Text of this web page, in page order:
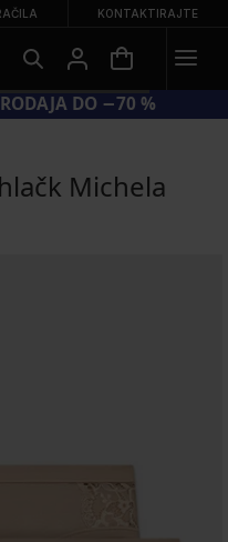
KONTAKTIRAJTE
DO −70 %
Michela